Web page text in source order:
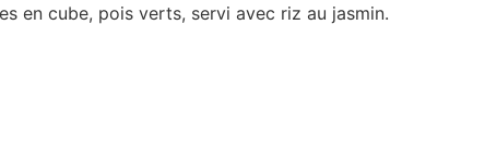
en cube, pois verts, servi avec riz au jasmin.